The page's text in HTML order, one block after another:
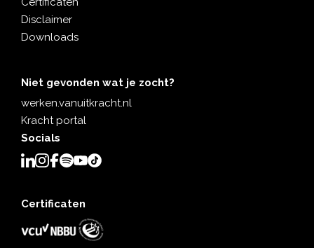
Disclaimer
Downloads
Niet gevonden wat je zocht?
werken.vanuitkracht.nl
Kracht portal
Socials
Certificaten